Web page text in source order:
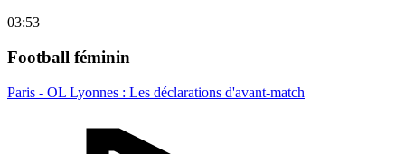
03:53
Football féminin
Paris - OL Lyonnes : Les déclarations d'avant-match